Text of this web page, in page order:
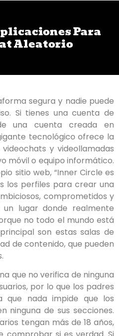
Para
Aleatorio
segura y nadie puede
Si tienes una cuenta de
una cuenta creada en
tecnológico ofrece la
y videollamadas
móvil o equipo informático.
sitio web, “Inner Circle es
los perfiles para crear una
comprometidos y
lugar donde realmente
no todo el mundo está
son estas salas de
de contenido, que pueden
que no verifica de ninguna
por lo que los padres
que nada impide que los
ninguna de sus secciones.
tengan más de 18 años,